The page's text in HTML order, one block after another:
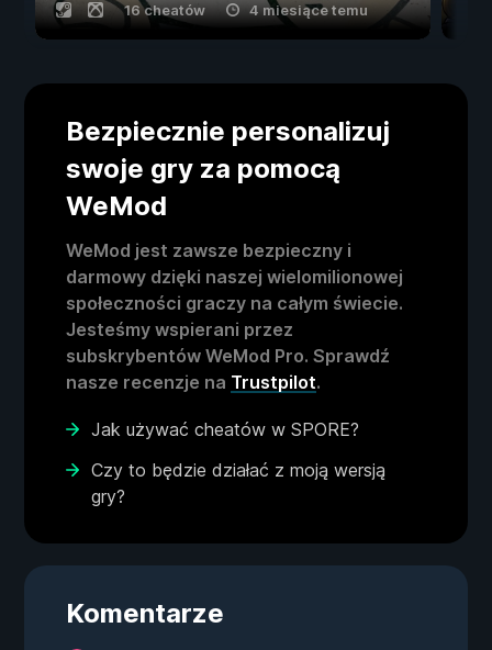
16 cheatów 4 miesiące temu
Bezpiecznie personalizuj
swoje gry za pomocą
WeMod
WeMod jest zawsze bezpieczny i
darmowy dzięki naszej wielomilionowej
społeczności graczy na całym świecie.
Jesteśmy wspierani przez
subskrybentów WeMod Pro. Sprawdź
nasze recenzje na Trustpilot.
Jak używać cheatów w SPORE?
Czy to będzie działać z moją wersją
gry?
Komentarze